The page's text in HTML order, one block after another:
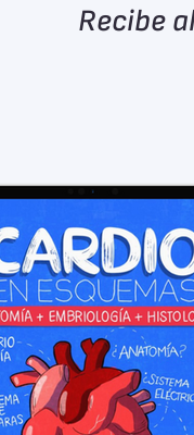
Recibe